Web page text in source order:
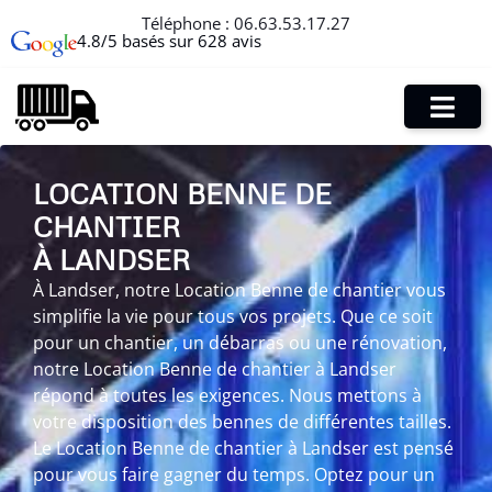
Téléphone : 06.63.53.17.27
4.8/5 basés sur 628 avis
LOCATION BENNE DE
CHANTIER
À LANDSER
À Landser, notre Location Benne de chantier vous
simplifie la vie pour tous vos projets. Que ce soit
pour un chantier, un débarras ou une rénovation,
notre Location Benne de chantier à Landser
répond à toutes les exigences. Nous mettons à
votre disposition des bennes de différentes tailles.
Le Location Benne de chantier à Landser est pensé
pour vous faire gagner du temps. Optez pour un